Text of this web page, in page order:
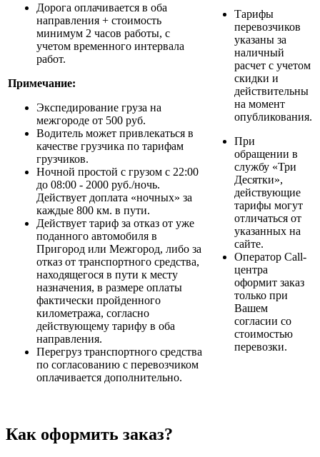
Дорога оплачивается в оба
направления + стоимость
минимум 2 часов работы, с
учетом временного интервала
работ.
Примечание:
Экспедирование груза на
межгороде от 500 руб.
Водитель может привлекаться в
качестве грузчика по тарифам
грузчиков.
Ночной простой с грузом с 22:00
до 08:00 - 2000 руб./ночь.
Действует доплата «ночных» за
каждые 800 км. в пути.
Действует тариф за отказ от уже
поданного автомобиля в
Пригород или Межгород, либо за
отказ от транспортного средства,
находящегося в пути к месту
назначения, в размере оплаты
фактически пройденного
километража, согласно
действующему тарифу в оба
направления.
Перегруз транспортного средства
по согласованию с перевозчиком
оплачивается дополнительно.
Тарифы
перевозчиков
указаны за
наличный
расчет с учетом
скидки и
действительны
на момент
опубликования.
При
обращении в
службу «‎Три
Десятки»‎,
действующие
тарифы могут
отличаться от
указанных на
сайте.
Оператор Call-
центра
оформит заказ
только при
Вашем
согласии со
стоимостью
перевозки.
Как оформить заказ?